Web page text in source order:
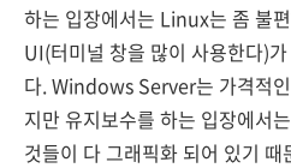
하는 입장에서는 Linux는 좀 불
UI(터미널 창을 많이 사용한다)
다. Windows Server는 가격적
지만 유지보수를 하는 입장에서
것들이 다 그래픽화 되어 있기